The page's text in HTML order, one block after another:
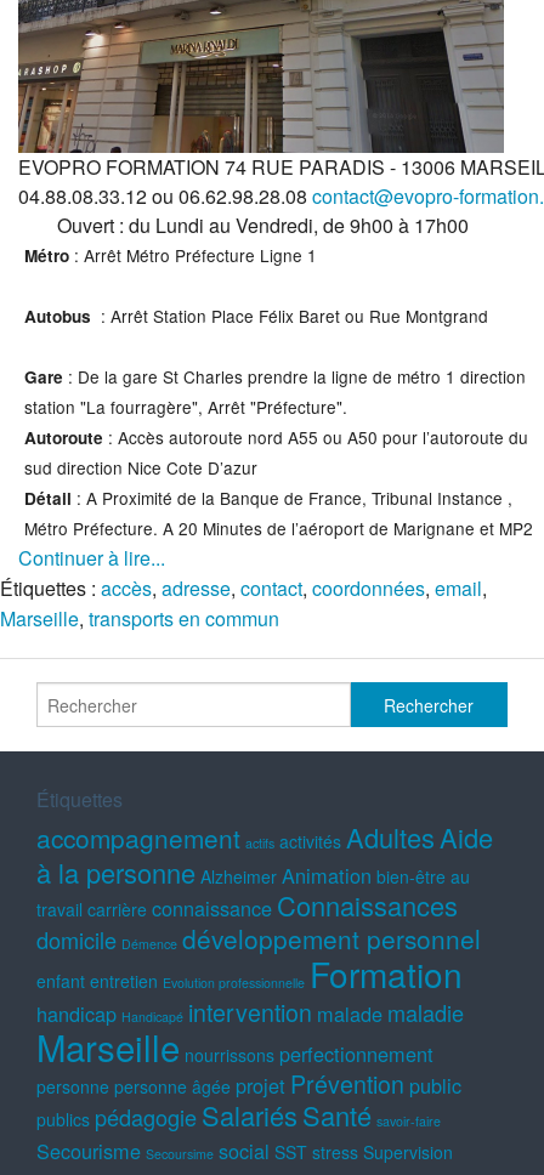
EVOPRO FORMATION 74 RUE PARADIS - 13006
04.88.08.33.12 ou 06.62.98.28.08 contact@evopro-
Ouvert : du Lundi au Vendredi, de 9h00 à 17h00
Métro : Arrêt Métro Préfecture Ligne 1
Autobus : Arrêt Station Place Félix Baret ou Rue Montgrand
Gare : De la gare St Charles prendre la ligne de métro 1 direction
station "La fourragère", Arrêt "Préfecture".
Autoroute : Accès autoroute nord A55 ou A50 pour l’autoroute du
sud direction Nice Cote D’azur
Détail : A Proximité de la Banque de France, Tribunal Instance ,
Métro Préfecture. A 20 Minutes de l’aéroport de Marignane et MP2
Continuer à lire...
Étiquettes : accès, adresse, contact, coordonnées, email,
Marseille, transports en commun
Étiquettes
accompagnement actifs activités AdultesAide
à la personne Alzheimer Animation bien-être au
travail carrière connaissance Connaissances
domicile Démence développement personnel
enfant entretien Evolution professionnelle Formation
handicap Handicapé intervention malade maladie
Marseille nourrissons perfectionnement
personne personne âgée projet Prévention public
publics pédagogieSalariésSanté savoir-faire
Secourisme Secoursime social SST stress Supervision